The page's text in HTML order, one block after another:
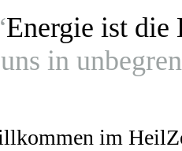
Energie ist
in
im